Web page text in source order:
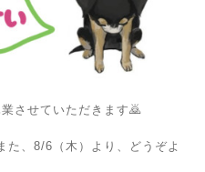
させていただきます🙇
た、8/6（木）より、どうぞよ